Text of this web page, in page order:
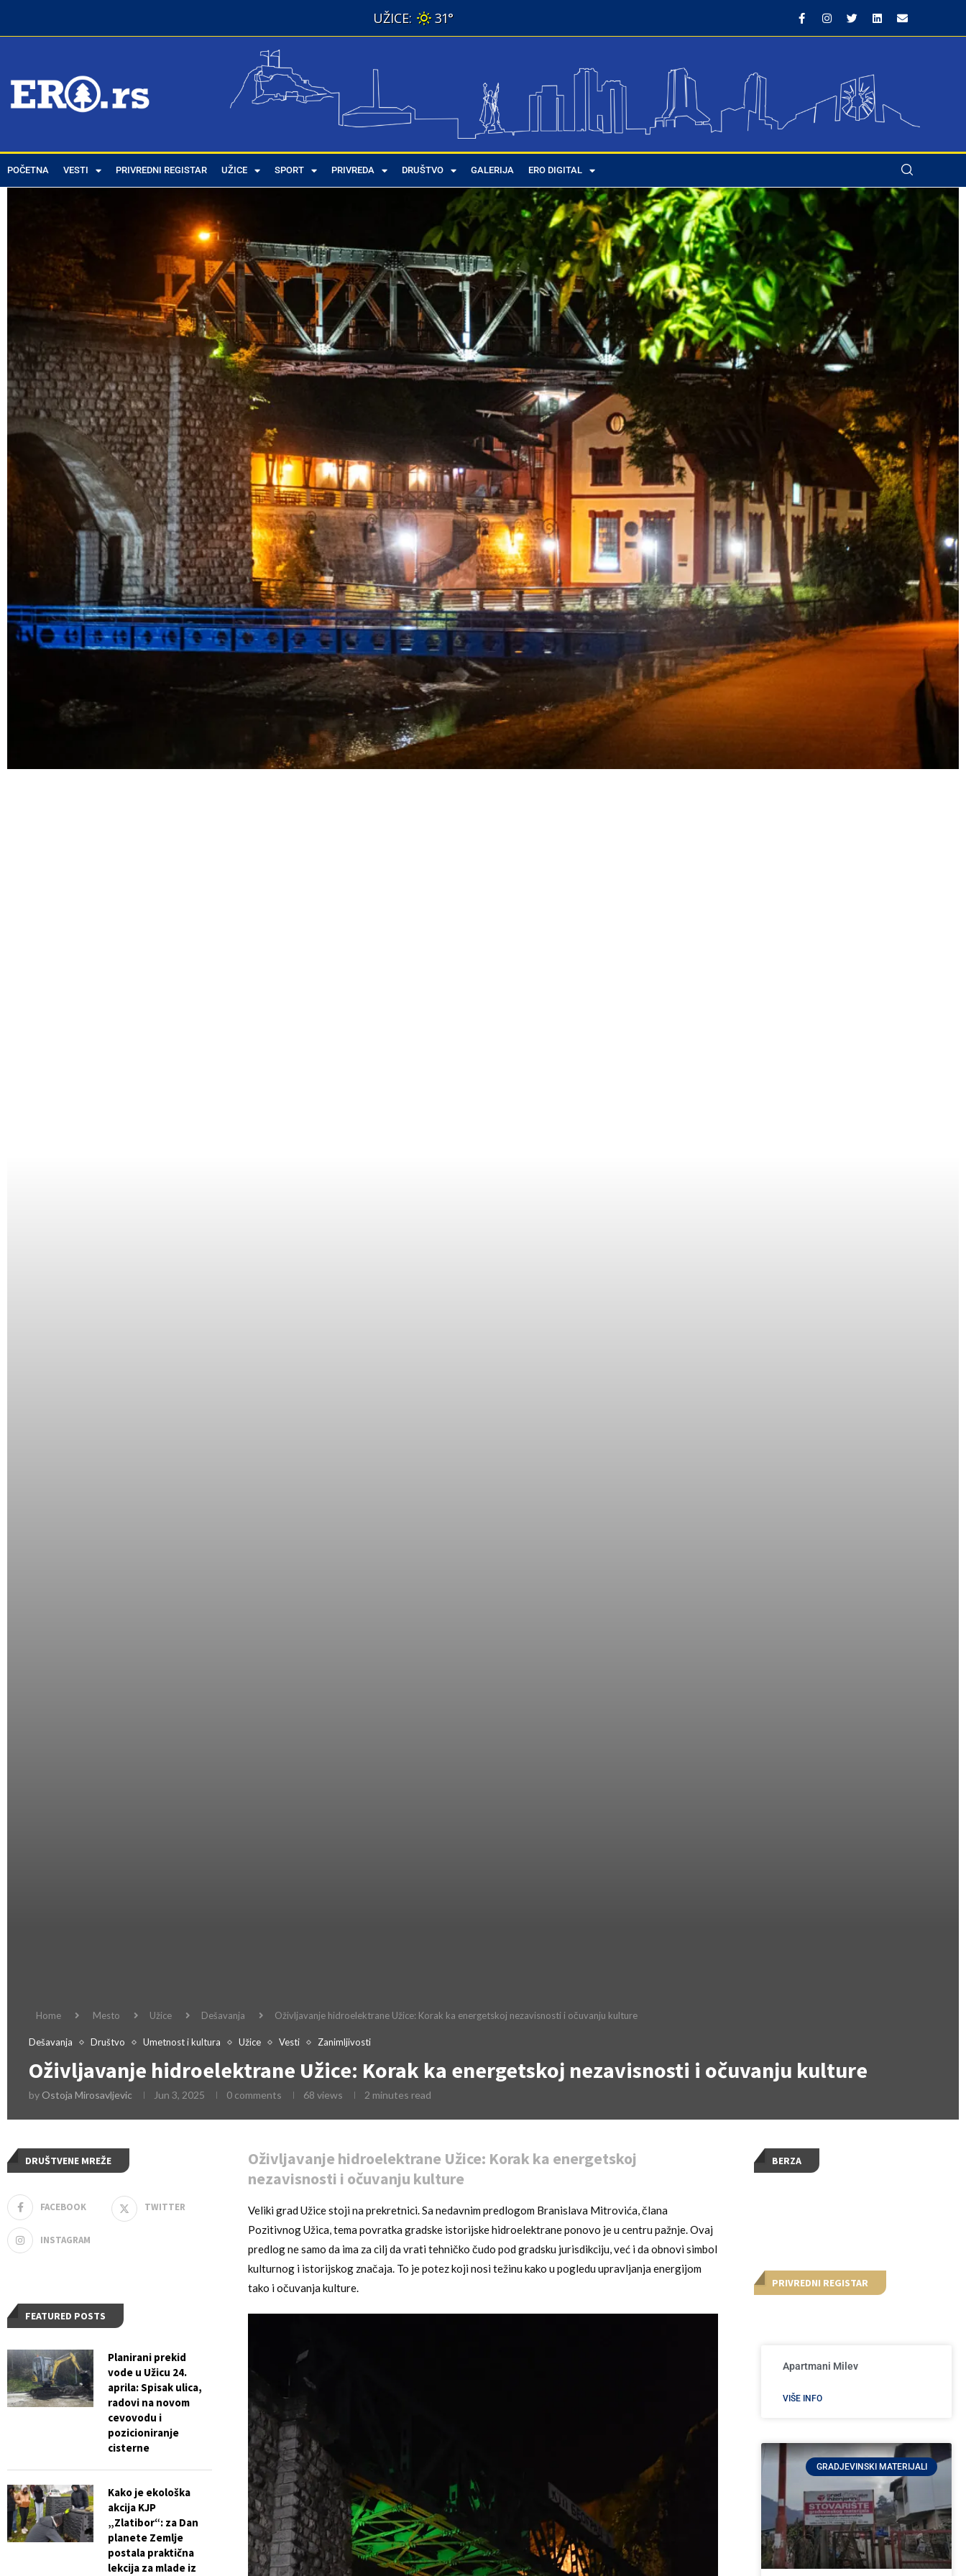
31°
POČETNA VESTI PRIVREDNI REGISTAR UŽICE SPORT PRIVREDA DRUŠTVO GALERIJA ERO DIGITAL
Home Mesto Užice Dešavanja Oživljavanje hidroelektrane Užice: Korak ka energetskoj nezavisnosti i očuvanju kulture
Dešavanja Društvo Umetnost i kultura Užice Vesti Zanimljivosti
Oživljavanje hidroelektrane Užice: Korak ka energetskoj nezavisnosti i očuvanju kulture
by Ostoja Mirosavljevic Jun 3, 2025 0 comments 68 views 2 minutes read
Oživljavanje hidroelektrane Užice: Korak ka energetskoj
nezavisnosti i očuvanju kulture
Veliki grad Užice stoji na prekretnici. Sa nedavnim predlogom Branislava Mitrovića, člana
Pozitivnog Užica, tema povratka gradske istorijske hidroelektrane ponovo je u centru pažnje. Ovaj
predlog ne samo da ima za cilj da vrati tehničko čudo pod gradsku jurisdikciju, već i da obnovi simbol
kulturnog i istorijskog značaja. To je potez koji nosi težinu kako u pogledu upravljanja energijom
tako i očuvanja kulture.
BERZA
PRIVREDNI REGISTAR
Apartmani Milev
VIŠE INFO
GRADJEVINSKI MATERIJALI
DRUŠTVENE MREŽE
FACEBOOK TWITTER
INSTAGRAM
FEATURED POSTS
Planirani prekid
vode u Užicu 24.
aprila: Spisak ulica,
radovi na novom
cevovodu i
pozicioniranje
cisterne
Kako je ekološka
akcija KJP
„Zlatibor“: za Dan
planete Zemlje
postala praktična
lekcija za mlade iz